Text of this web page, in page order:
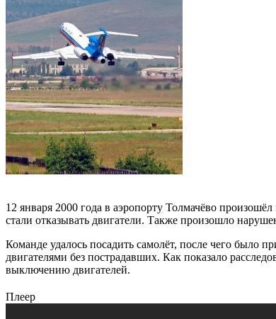
12 января 2000 года в аэропорту Толмачёво
стали отказывать двигатели. Также произошло
Команде удалось посадить самолёт, после чего было
двигателями без пострадавших. Как показало
выключению двигателей.
Плеер